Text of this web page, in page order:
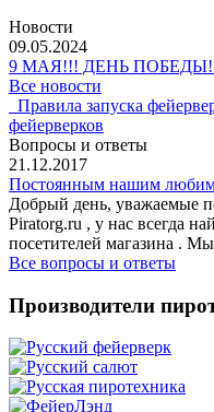
Новости
09.05.2024
9 МАЯ!!! ДЕНЬ
Все новости
Правила запуска
фейерверков
Вопросы и ответы
21.12.2017
Постоянным нашим
Добрый день, уважаемые
Piratorg.ru , у нас всегда
посетителей магазина .
Все вопросы и ответы
Производители